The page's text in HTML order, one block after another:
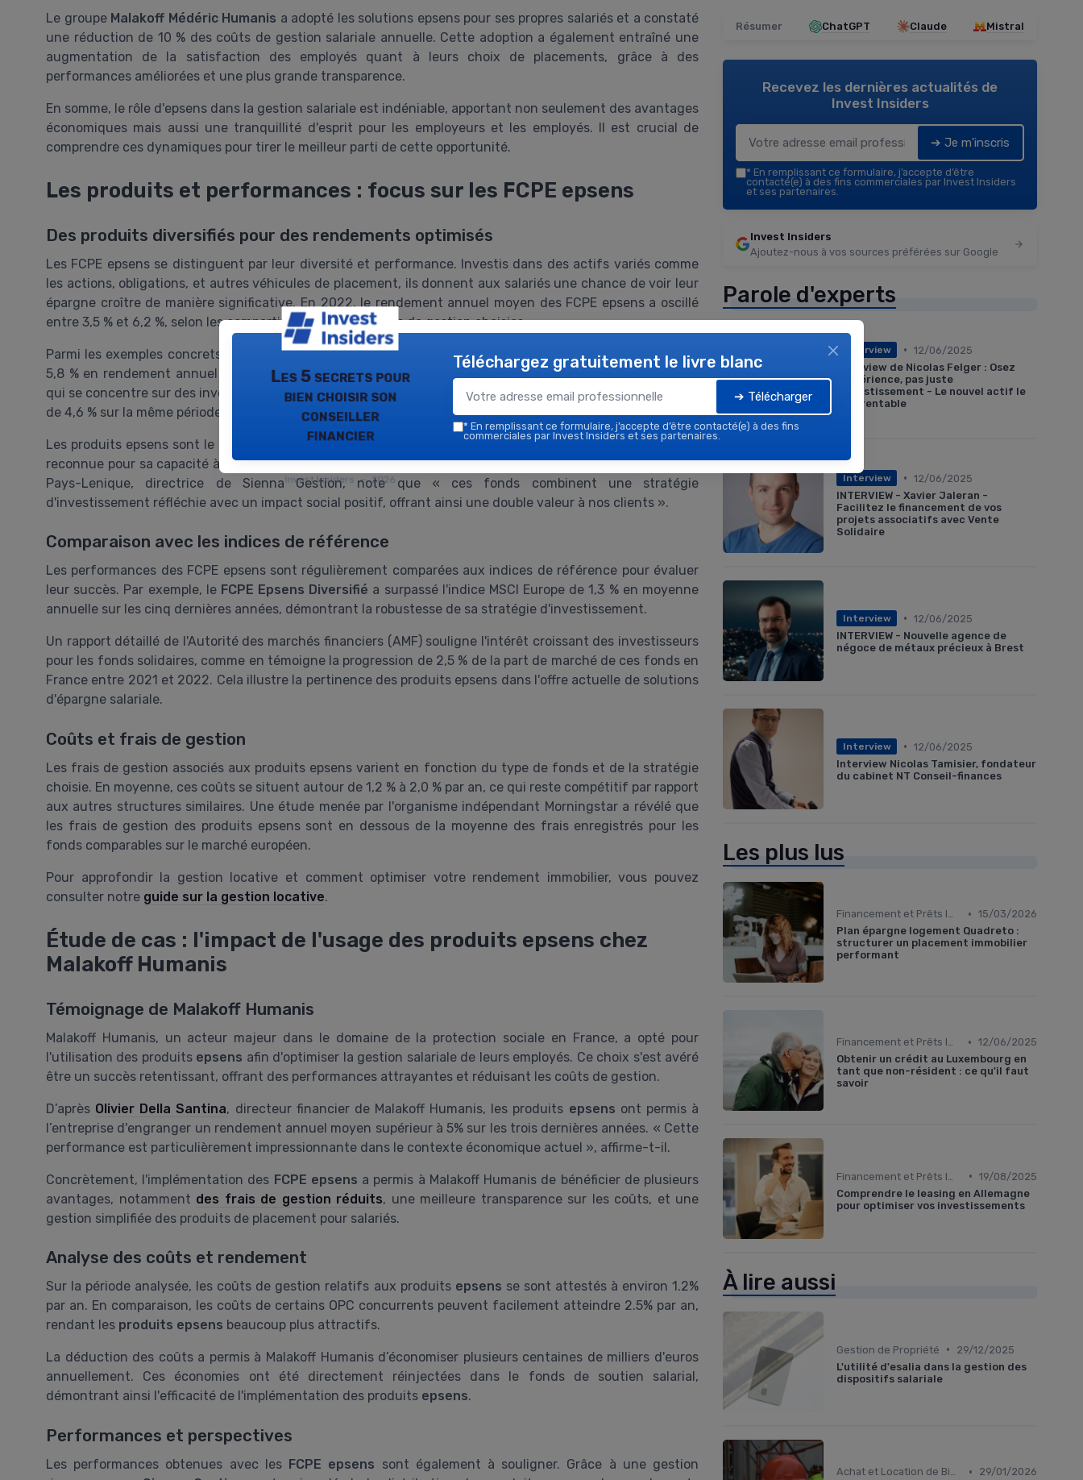
Le groupe Malakoff Médéric Humanis a adopté les solutions epsens pour ses propres salariés et a constaté
une réduction de 10 % des coûts de gestion salariale annuelle. Cette adoption a également entraîné une
augmentation de la satisfaction des employés quant à leurs choix de placements, grâce à des
performances améliorées et une plus grande transparence.
En somme, le rôle d'epsens dans la gestion salariale est indéniable, apportant non seulement des avantages
économiques mais aussi une tranquillité d'esprit pour les employeurs et les employés. Il est crucial de
comprendre ces dynamiques pour tirer le meilleur parti de cette opportunité.
Les produits et performances : focus sur les FCPE epsens
Des produits diversifiés pour des rendements optimisés
Les FCPE epsens se distinguent par leur diversité et performance. Investis dans des actifs variés comme
les actions, obligations, et autres véhicules de placement, ils donnent aux salariés une chance de voir leur
épargne croître de manière significative. En 2022, le rendement annuel moyen des FCPE epsens a oscillé
entre 3,5 % et 6,2 %, selon les compartiments et les options de gestion choisies.
Parmi les exemples concrets, on peut citer leFCPE Epsens Dynamique
, qui a réalisé une performance de
5,8 % en rendement annuel moyen sur les trois dernières années. Par ailleurs, le
FCPE Epsens Solidaire
qui se concentre sur des investissements socialement responsables, a obtenu un rendement annuel moyen
de 4,6 % sur la même période.
Les produits epsens sont le fruit d'une gestion experte et minutieuse conduite par Sienna Gestion, entité
reconnue pour sa capacité à naviguer dans des marchés volatils tout en minimisant les risques. Catherine
Pays-Lenique, directrice de Sienna Gestion, note que « ces fonds combinent une stratégie
d'investissement réfléchie avec un impact social positif, offrant ainsi une double valeur à nos clients ».
Comparaison avec les indices de référence
Les performances des FCPE epsens sont régulièrement comparées aux indices de référence pour évaluer
leur succès. Par exemple, le FCPE Epsens Diversifié a surpassé l'indice MSCI Europe de 1,3 % en moyenne
annuelle sur les cinq dernières années, démontrant la robustesse de sa stratégie d'investissement.
Un rapport détaillé de l'Autorité des marchés financiers (AMF) souligne l'intérêt croissant des investisseurs
pour les fonds solidaires, comme en témoigne la progression de 2,5 % de la part de marché de ces fonds en
France entre 2021 et 2022. Cela illustre la pertinence des produits epsens dans l'offre actuelle de solutions
d'épargne salariale.
Coûts et frais de gestion
Les frais de gestion associés aux produits epsens varient en fonction du type de fonds et de la stratégie
choisie. En moyenne, ces coûts se situent autour de 1,2 % à 2,0 % par an, ce qui reste compétitif par rapport
aux autres structures similaires. Une étude menée par l'organisme indépendant Morningstar a révélé que
les frais de gestion des produits epsens sont en dessous de la moyenne des frais enregistrés pour les
fonds comparables sur le marché européen.
Pour approfondir la gestion locative et comment optimiser votre rendement immobilier, vous pouvez
consulter notre guide sur la gestion locative.
Étude de cas : l'impact de l'usage des produits epsens chez
Malakoff Humanis
Témoignage de Malakoff Humanis
Malakoff Humanis, un acteur majeur dans le domaine de la protection sociale en France, a opté pour
l'utilisation des produits epsens afin d'optimiser la gestion salariale de leurs employés. Ce choix s'est avéré
être un succès retentissant, offrant des performances attrayantes et réduisant les coûts de gestion.
D’après Olivier Della Santina, directeur financier de Malakoff Humanis, les produits epsens ont permis à
l’entreprise d'engranger un rendement annuel moyen supérieur à 5% sur les trois dernières années. « Cette
performance est particulièrement impressionnante dans le contexte économique actuel », affirme-t-il.
Concrètement, l'implémentation des FCPE epsens a permis à Malakoff Humanis de bénéficier de plusieurs
avantages, notamment des frais de gestion réduits, une meilleure transparence sur les coûts, et une
gestion simplifiée des produits de placement pour salariés.
Analyse des coûts et rendement
Sur la période analysée, les coûts de gestion relatifs aux produits epsens se sont attestés à environ 1.2%
par an. En comparaison, les coûts de certains OPC concurrents peuvent facilement atteindre 2.5% par an,
rendant les produits epsens beaucoup plus attractifs.
La déduction des coûts a permis à Malakoff Humanis d’économiser plusieurs centaines de milliers d'euros
annuellement. Ces économies ont été directement réinjectées dans le fonds de soutien salarial,
démontrant ainsi l'efficacité de l'implémentation des produits epsens.
Performances et perspectives
Les performances obtenues avec les FCPE epsens sont également à souligner. Grâce à une gestion
Résumer ChatGPT Claude Mistral
Recevez les dernières actualités de
Invest Insiders
➔ Je m'inscris
* En remplissant ce formulaire, j’accepte d’être
contacté(e) à des fins commerciales par Invest Insiders
et ses partenaires.
Invest Insiders
Ajoutez-nous à vos sources préférées sur Google
Parole d'experts
Interview • 12/06/2025
Interview de Nicolas Felger : Osez
l’expérience, pas juste
l’investissement - Le nouvel actif le
plus rentable
Interview • 12/06/2025
INTERVIEW - Xavier Jaleran -
Facilitez le financement de vos
projets associatifs avec Vente
Solidaire
Interview • 12/06/2025
INTERVIEW - Nouvelle agence de
négoce de métaux précieux à Brest
Interview • 12/06/2025
Interview Nicolas Tamisier, fondateur
du cabinet NT Conseil-finances
Les plus lus
Financement et Prêts Immobiliers • 15/03/2026
Plan épargne logement Quadreto :
structurer un placement immobilier
performant
Financement et Prêts Immobiliers • 12/06/2025
Obtenir un crédit au Luxembourg en
tant que non-résident : ce qu'il faut
savoir
• 19/08/2025
Comprendre le leasing en Allemagne
pour optimiser vos investissements
À lire aussi
Gestion de Propriété •
29/12/2025
L'utilité d'esalia dans la gestion des
dispositifs salariale
Achat et Location de Biens Immobiliers • 29/01/2026
Les 5 secrets pour
bien choisir son
conseiller
financier
Invest Insiders — 2026
Téléchargez gratuitement le livre blanc
➔ Télécharger
* En remplissant ce formulaire, j’accepte d’être contacté(e) à des fins
commerciales par Invest Insiders et ses partenaires.